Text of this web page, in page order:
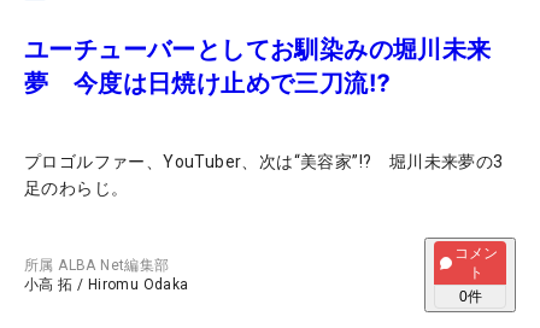
ユーチューバーとしてお馴染みの堀川未来
夢 今度は日焼け止めで三刀流⁉
プロゴルファー、YouTuber、次は“美容家”!? 堀川未来夢の3
足のわらじ。
所属ALBA Net編集部
小高 拓 / Hiromu Odaka
コメン
ト
0件